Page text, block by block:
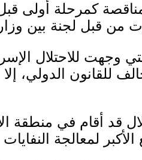
كمرحلة أولى
من قبل لجنة بين
وجهت للاحتلال
للقانون الدولي،
قد أقام في منطقة
الأكبر لمعالجة